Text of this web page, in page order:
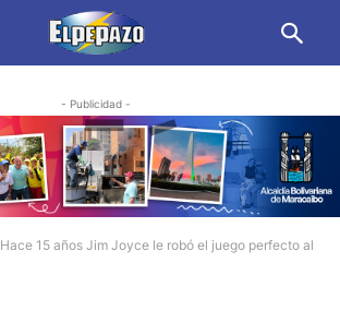
- Publicidad -
Hace 15 años Jim Joyce le robó el juego perfecto al